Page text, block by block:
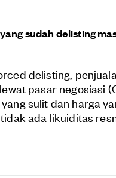
sudah delisting
delisting,
pasar negosiasi
sulit dan harga
ada likuiditas